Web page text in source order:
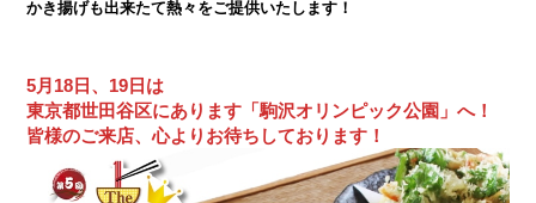
かき揚げも出来たて熱々をご提供いたします！
5月18日、19日は
東京都世田谷区にあります「駒沢オリンピック公園」へ！
皆様のご来店、心よりお待ちしております！